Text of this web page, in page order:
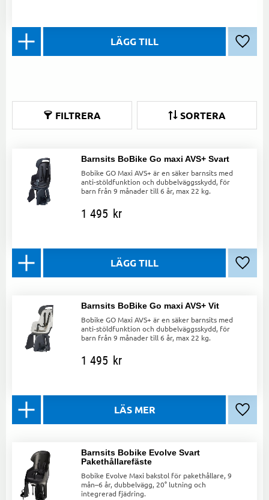
Lägg
FILTRERA SORTERA
Barnsits BoBike Go maxi AVS+ Svart
Bobike GO Maxi AVS+ är en säker barnsits med
anti-stöldfunktion och dubbelväggsskydd, för
barn från 9 månader till 6 år, max 22 kg.
1 495 kr
Lägg
Barnsits BoBike Go maxi AVS+ Vit
Bobike GO Maxi AVS+ är en säker barnsits med
anti-stöldfunktion och dubbelväggsskydd, för
barn från 9 månader till 6 år, max 22 kg.
1 495 kr
Lägg
Barnsits Bobike Evolve Svart
Pakethållarefäste
Bobike Evolve Maxi bakstol för pakethållare, 9
mån–6 år, dubbelvägg, 20° lutning och
integrerad fjädring.